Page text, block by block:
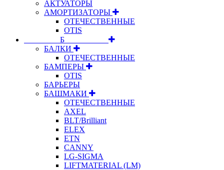
АКТУАТОРЫ
АМОРТИЗАТОРЫ
ОТЕЧЕСТВЕННЫЕ
OTIS
⠀⠀⠀⠀⠀⠀Б⠀⠀⠀⠀⠀⠀⠀
БАЛКИ
ОТЕЧЕСТВЕННЫЕ
БАМПЕРЫ
OTIS
БАРЬЕРЫ
БАШМАКИ
ОТЕЧЕСТВЕННЫЕ
AXEL
BLT/Brilliant
ELEX
ETN
CANNY
LG-SIGMA
LIFTMATERIAL (LM)